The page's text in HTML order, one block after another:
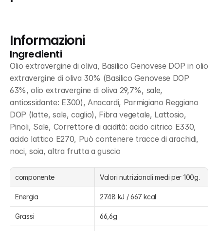
Informazioni
Ingredienti
Olio extravergine di oliva, Basilico Genovese DOP in olio
extravergine di oliva 30% (Basilico Genovese DOP
63%, olio extravergine di oliva 29,7%, sale,
antiossidante: E300), Anacardi, Parmigiano Reggiano
DOP (latte, sale, caglio), Fibra vegetale, Lattosio,
Pinoli, Sale, Correttore di acidità: acido citrico E330,
acido lattico E270, Può contenere tracce di arachidi,
noci, soia, altra frutta a guscio
componente Valori nutrizionali medi per 100g.
Energia 2748 kJ / 667 kcal
Grassi 66,6g